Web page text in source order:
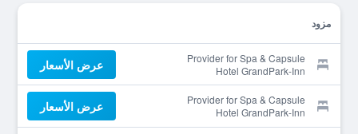
مزود
Provider for Spa & Capsule
Hotel GrandPark-Inn
Sugamo - Caters to Men
عرض الأسعار
Provider for Spa & Capsule
Hotel GrandPark-Inn
Sugamo - Caters to Men
عرض الأسعار